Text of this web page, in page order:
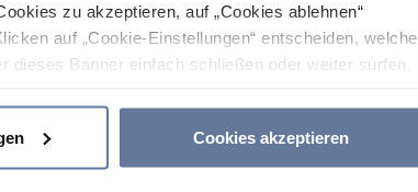
zu akzeptieren, auf „Cookies ablehnen“
auf „Cookie-Einstellungen“ entscheiden, welche
Banner einfach schließen oder weiter surfen,
Cookies akzeptieren